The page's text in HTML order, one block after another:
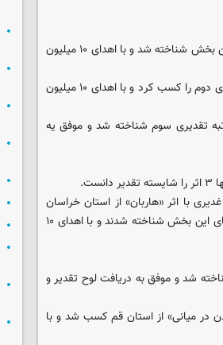
رفیع افتخار با اثر «رضا بدلی» از استان تهران حائز رتبه تقدیری اول این بخش شناخته شد و با اهدای ۱۰ میلیون
اثر «شاه پریون» نوشته رقیه سادات صفوی از استان تهران رتبه تقدیری دوم را كسب كرد و با اهدای ۱۰ میلیون
تقدیری سوم شناخته شد و موفق یه
با اثر «هاربان» از استان خراسان
رضوی و اثر «اسد» از محمد سعید احمدزاده از استان فارس تقدیری‌های این بخش شناخته شدند و با اهدای ۱۰
شد و موفق به دریافت لوح تقدیر و
در میانی» از استان قم كسب شد و با